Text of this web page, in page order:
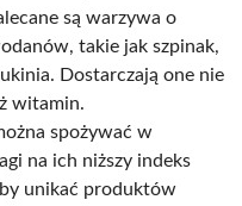
są warzywa o
takie jak szpinak,
Dostarczają one nie
witamin.
spożywać w
na ich niższy indeks
unikać produktów